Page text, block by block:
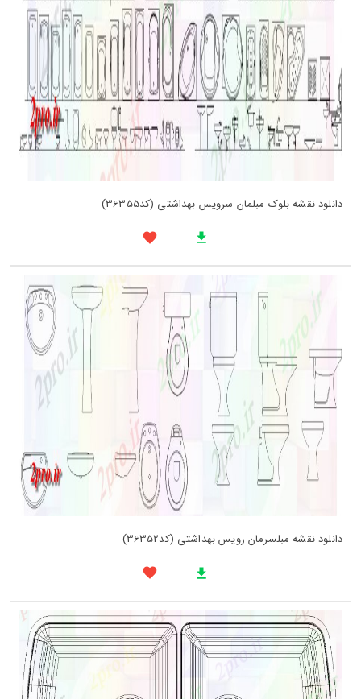
دانلود نقشه بلوک مبلمان سرویس بهداشتی (کد36355)
دانلود نقشه مبلسرمان رویس بهداشتی (کد36352)